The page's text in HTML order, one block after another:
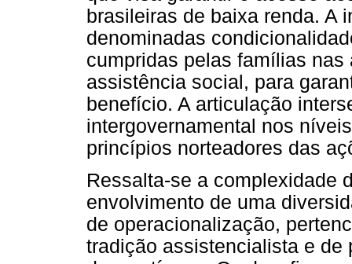
brasileiras de baixa renda. A
denominadas
cumpridas pelas famílias
assistência social, para
benefício. A articulação
intergovernamental nos
princípios norteadores das
Ressalta-se a complexidade
envolvimento de uma
de operacionalização,
tradição assistencialista e de